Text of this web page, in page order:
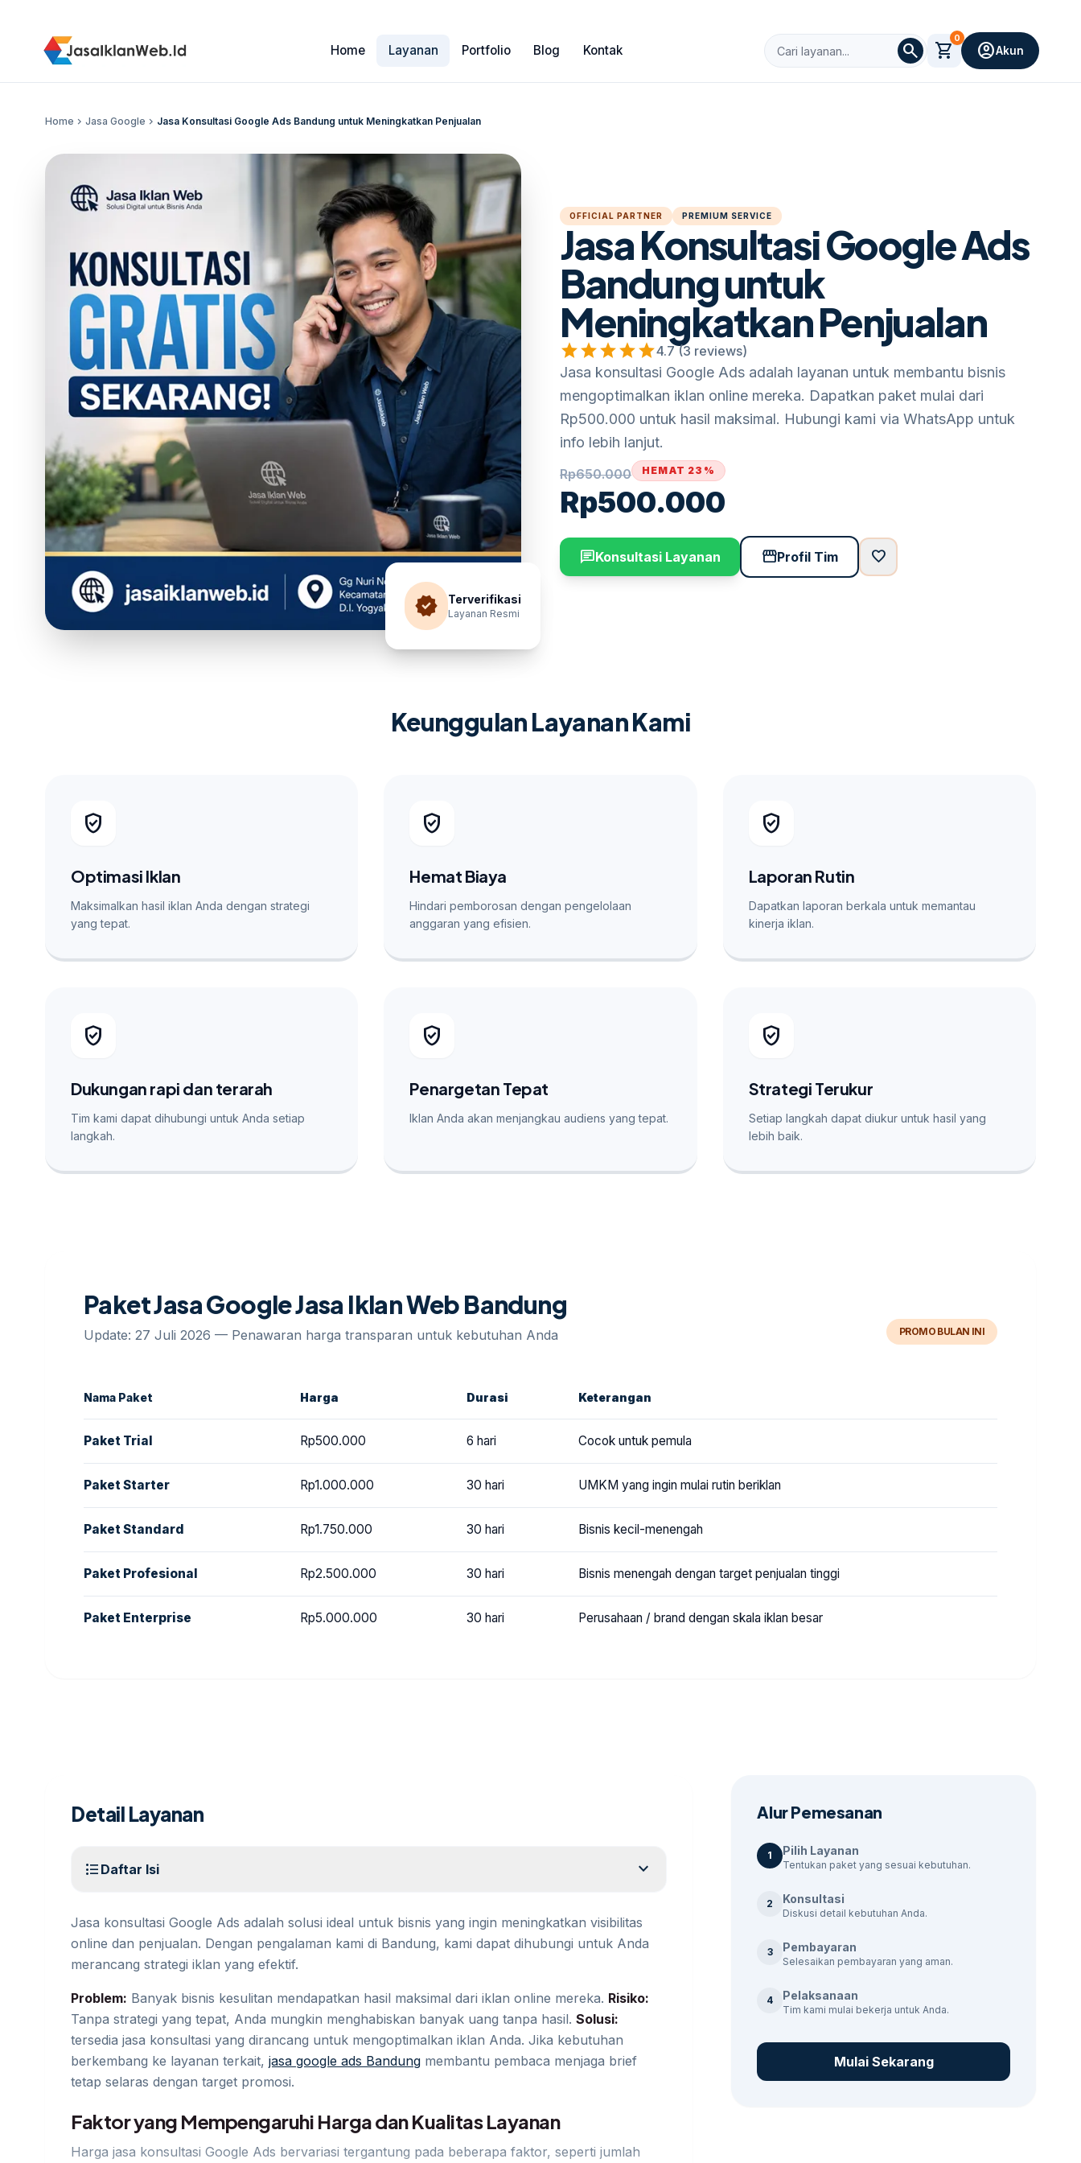
Home Layanan Portfolio Blog Kontak search shopping_cart
0
account_circleAkun
Home chevron_right Jasa Google chevron_right Jasa Konsultasi Google Ads Bandung untuk Meningkatkan Penjualan
verified Terverifikasi
Layanan Resmi
OFFICIAL PARTNER PREMIUM SERVICE
Jasa Konsultasi Google Ads
Bandung untuk
Meningkatkan Penjualan
starstarstarstarstar4.7 (3 reviews)
Jasa konsultasi Google Ads adalah layanan untuk membantu bisnis
mengoptimalkan iklan online mereka. Dapatkan paket mulai dari
Rp500.000 untuk hasil maksimal. Hubungi kami via WhatsApp untuk
info lebih lanjut.
Rp650.000
Rp500.000
HEMAT 23%
chatKonsultasi Layanan storefrontProfil Tim favorite
Keunggulan Layanan Kami
verified_user
Optimasi Iklan
Maksimalkan hasil iklan Anda dengan strategi
yang tepat.
verified_user
Hemat Biaya
Hindari pemborosan dengan pengelolaan
anggaran yang efisien.
verified_user
Laporan Rutin
Dapatkan laporan berkala untuk memantau
kinerja iklan.
verified_user
Dukungan rapi dan terarah
Tim kami dapat dihubungi untuk Anda setiap
langkah.
verified_user
Penargetan Tepat
Iklan Anda akan menjangkau audiens yang tepat.
verified_user
Strategi Terukur
Setiap langkah dapat diukur untuk hasil yang
lebih baik.
Paket Jasa Google Jasa Iklan Web Bandung
Update: 27 Juli 2026 — Penawaran harga transparan untuk kebutuhan Anda PROMO BULAN INI
Nama Paket Harga Durasi Keterangan
Paket Trial Rp500.000 6 hari Cocok untuk pemula
Paket Starter Rp1.000.000 30 hari UMKM yang ingin mulai rutin beriklan
Paket Standard Rp1.750.000 30 hari Bisnis kecil-menengah
Paket Profesional Rp2.500.000 30 hari Bisnis menengah dengan target penjualan tinggi
Paket Enterprise Rp5.000.000 30 hari Perusahaan / brand dengan skala iklan besar
Detail Layanan
format_list_bulleted Daftar Isi expand_more
Jasa konsultasi Google Ads adalah solusi ideal untuk bisnis yang ingin meningkatkan visibilitas
online dan penjualan. Dengan pengalaman kami di Bandung, kami dapat dihubungi untuk Anda
merancang strategi iklan yang efektif.
Problem: Banyak bisnis kesulitan mendapatkan hasil maksimal dari iklan online mereka. Risiko:
Tanpa strategi yang tepat, Anda mungkin menghabiskan banyak uang tanpa hasil. Solusi:
tersedia jasa konsultasi yang dirancang untuk mengoptimalkan iklan Anda. Jika kebutuhan
berkembang ke layanan terkait, jasa google ads Bandung membantu pembaca menjaga brief
tetap selaras dengan target promosi.
Faktor yang Mempengaruhi Harga dan Kualitas Layanan
Harga jasa konsultasi Google Ads bervariasi tergantung pada beberapa faktor, seperti jumlah
Alur Pemesanan
1 Pilih Layanan
Tentukan paket yang sesuai kebutuhan.
2 Konsultasi
Diskusi detail kebutuhan Anda.
3 Pembayaran
Selesaikan pembayaran yang aman.
4 Pelaksanaan
Tim kami mulai bekerja untuk Anda.
Mulai Sekarang